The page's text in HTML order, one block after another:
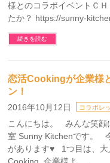
様とのコラボイベントＣ
たか？ https://sunny-
続きを読む
恋活Cookingが企業様
ン！
2016年10月12日 コラボレ
こんにちは。 みんな笑顔
室 Sunny Kitchenです。
があります♥ 1つ目は、大